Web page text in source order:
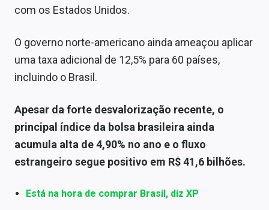
com os Estados Unidos.
O governo norte-americano ainda ameaçou aplicar
uma taxa adicional de 12,5% para 60 países,
incluindo o Brasil.
Apesar da forte desvalorização recente, o
principal índice da bolsa brasileira ainda
acumula alta de 4,90% no ano e o fluxo
estrangeiro segue positivo em R$ 41,6 bilhões.
Está na hora de comprar Brasil, diz XP